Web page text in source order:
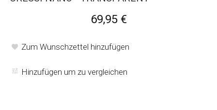
69,95 €
Zum Wunschzettel hinzufügen
Hinzufügen um zu vergleichen